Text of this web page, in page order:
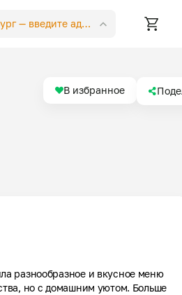
—введите адрес
В избранное
разнообразное и вкусное меню
но с домашним уютом. Больше